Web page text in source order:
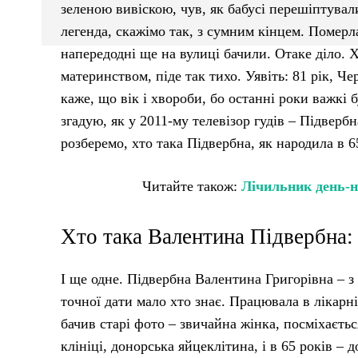
зеленою вивіскою, чув, як бабусі
легенда, скажімо так, з сумним кінцем.
напередодні ще на вулиці бачили. Отаке діло.
материнством, піде так тихо. Уявіть: 81 рік,
каже, що вік і хвороби, бо останні роки важкі
згадую, як у 2011-му телевізор гудів –
розберемо, хто така Підвербна, як народила в
Читайте також: Лічильник день-
Хто така Валентина
І ще одне. Підвербна Валентина Григорівна –
точної дати мало хто знає. Працювала в
бачив старі фото – звичайна жінка,
клініці, донорська яйцеклітина, і в 65